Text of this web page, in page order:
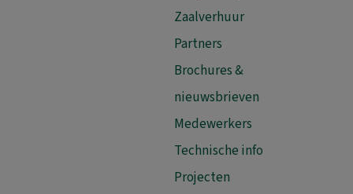
Zaalverhuur
Partners
Brochures &
nieuwsbrieven
Medewerkers
Technische info
Projecten